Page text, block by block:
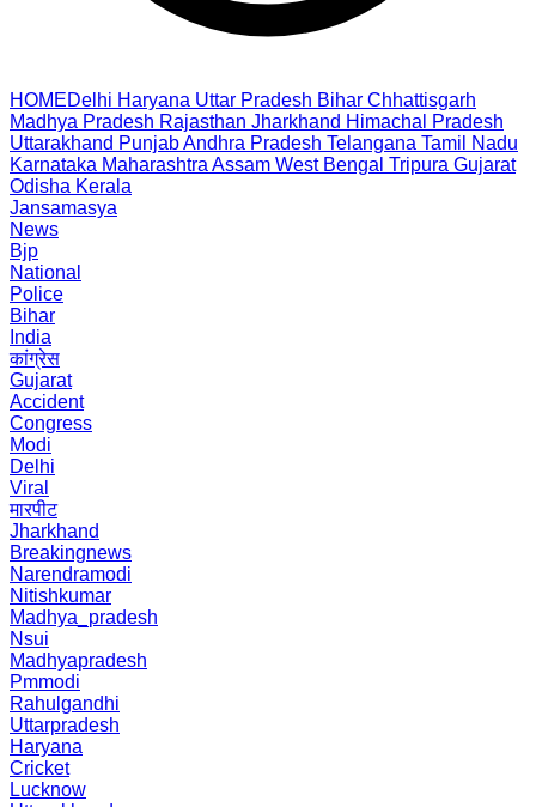
HOMEDelhi Haryana Uttar Pradesh Bihar Chhattisgarh
Madhya Pradesh Rajasthan Jharkhand Himachal Pradesh
Uttarakhand PunjabAndhra Pradesh Telangana Tamil Nadu
Karnataka Maharashtra Assam West Bengal Tripura Gujarat
Odisha Kerala
Jansamasya
News
Bjp
National
Police
Bihar
India
कांग्रेस
Gujarat
Accident
Congress
Modi
Delhi
Viral
मारपीट
Jharkhand
Breakingnews
Narendramodi
Nitishkumar
Madhya_pradesh
Nsui
Madhyapradesh
Pmmodi
Rahulgandhi
Uttarpradesh
Haryana
Cricket
Lucknow